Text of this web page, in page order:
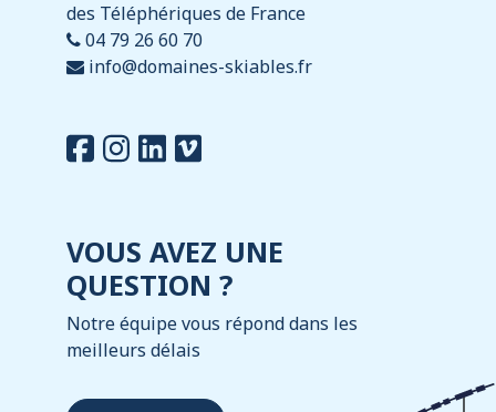
des Téléphériques de France
04 79 26 60 70
info@domaines-skiables.fr
VOUS AVEZ UNE
QUESTION ?
Notre équipe vous répond dans les
meilleurs délais